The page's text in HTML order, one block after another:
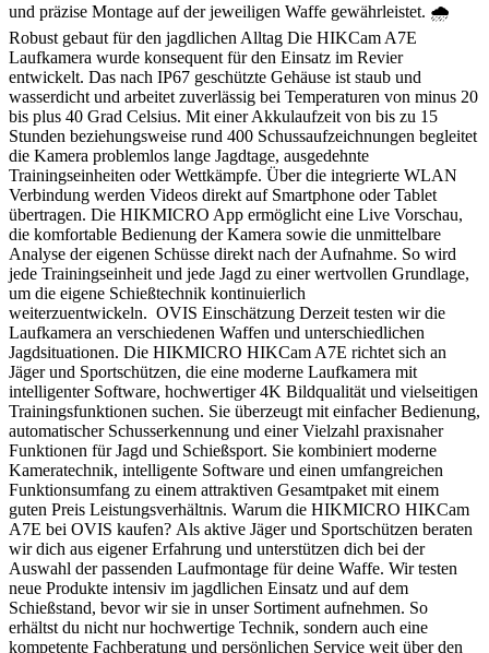
und präzise Montage auf der jeweiligen Waffe gewährleistet. 🌧️
Robust gebaut für den jagdlichen Alltag Die HIKCam A7E
Laufkamera wurde konsequent für den Einsatz im Revier
entwickelt. Das nach IP67 geschützte Gehäuse ist staub und
wasserdicht und arbeitet zuverlässig bei Temperaturen von minus 20
bis plus 40 Grad Celsius. Mit einer Akkulaufzeit von bis zu 15
Stunden beziehungsweise rund 400 Schussaufzeichnungen begleitet
die Kamera problemlos lange Jagdtage, ausgedehnte
Trainingseinheiten oder Wettkämpfe. Über die integrierte WLAN
Verbindung werden Videos direkt auf Smartphone oder Tablet
übertragen. Die HIKMICRO App ermöglicht eine Live Vorschau,
die komfortable Bedienung der Kamera sowie die unmittelbare
Analyse der eigenen Schüsse direkt nach der Aufnahme. So wird
jede Trainingseinheit und jede Jagd zu einer wertvollen Grundlage,
um die eigene Schießtechnik kontinuierlich
weiterzuentwickeln. OVIS Einschätzung Derzeit testen wir die
Laufkamera an verschiedenen Waffen und unterschiedlichen
Jagdsituationen. Die HIKMICRO HIKCam A7E richtet sich an
Jäger und Sportschützen, die eine moderne Laufkamera mit
intelligenter Software, hochwertiger 4K Bildqualität und vielseitigen
Trainingsfunktionen suchen. Sie überzeugt mit einfacher Bedienung,
automatischer Schusserkennung und einer Vielzahl praxisnaher
Funktionen für Jagd und Schießsport. Sie kombiniert moderne
Kameratechnik, intelligente Software und einen umfangreichen
Funktionsumfang zu einem attraktiven Gesamtpaket mit einem
guten Preis Leistungsverhältnis. Warum die HIKMICRO HIKCam
A7E bei OVIS kaufen? Als aktive Jäger und Sportschützen beraten
wir dich aus eigener Erfahrung und unterstützen dich bei der
Auswahl der passenden Laufmontage für deine Waffe. Wir testen
neue Produkte intensiv im jagdlichen Einsatz und auf dem
Schießstand, bevor wir sie in unser Sortiment aufnehmen. So
erhältst du nicht nur hochwertige Technik, sondern auch eine
kompetente Fachberatung und persönlichen Service weit über den